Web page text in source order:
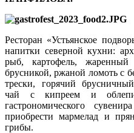
Ресторан «Устьянское
напитки северной кухни:
рыб, картофель,
брусникой, ржаной ломоть с
трески, горячий
чай с кипреем и
гастрономического
приобрести мармелад и
грибы.